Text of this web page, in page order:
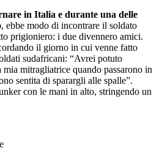
in Italia e durante una delle
, ebbe modo di incontrare il soldato
prigioniero: i due divennero amici.
il giorno in cui venne fatto
sudafricani: “Avrei potuto
mitragliatrice quando passarono in
sentita di sparargli alle spalle”.
con le mani in alto, stringendo un